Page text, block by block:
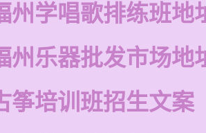
州学唱歌排练班地
州乐器批发市场地
筝培训班招生文案